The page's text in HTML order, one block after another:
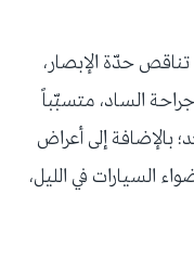
تناقص حدّة الإبصار،
الساد، متسبّباً
بالإضافة إلى أعراض
السيارات في الليل،